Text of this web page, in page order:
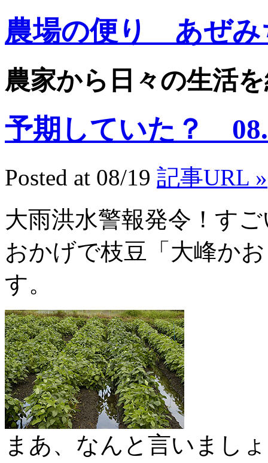
農場の便り あぜみ
農家から日々の生活
予期していた？
Posted at 08/19 記事URL »
大雨洪水警報発令！す
おかげで枝豆「大峰か
す。
まあ、なんと言いまし